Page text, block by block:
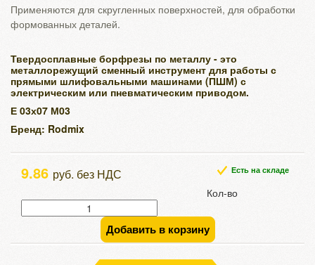
Применяются для скругленных поверхностей, для обработки
формованных деталей.
Твердосплавные борфрезы по металлу - это
металлорежущий сменный инструмент для работы с
прямыми шлифовальными машинами (ПШМ) с
электрическим или пневматическим приводом.
Е 03х07 М03
Бренд: Rodmix
9.86 руб. без НДС Есть на складе
Кол-во
Добавить в корзину